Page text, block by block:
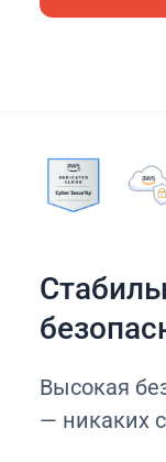
Высокая
— никаких